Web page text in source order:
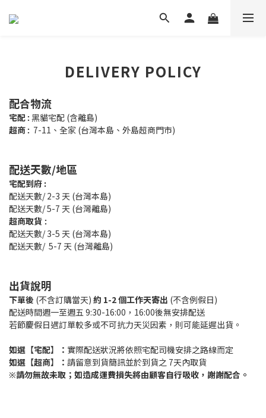
DELIVERY POLICY
配合物流
宅配 : 黑貓宅配 (含離島)
超商 : 7-11、全家 (台灣本島、外島超商門市)
配送天數/地區
宅配到府 :
配送天數/ 2-3 天 (台灣本島)
配送天數/ 5-7 天 (台灣離島)
超商取貨 :
配送天數/ 3-5 天 (台灣本島)
配送天數/ 5-7 天 (台灣離島)
出貨說明
下單後 (不含訂購當天) 約 1-2 個工作天寄出 (不含例假日)
配送時間週一至週五 9:30-16:00，16:00後無安排配送
若節慶假日遇訂單較多或不可抗力天災因素，則可能延遲出貨。
如選 【宅配】 ： 實際配送狀況將依照宅配司機安排之路線而定
如選 【超商】 ： 請留意到貨簡訊並於到貨之 7天內取貨
※請勿無故未取；如造成運費損失將由顧客自行吸收，謝謝配合。